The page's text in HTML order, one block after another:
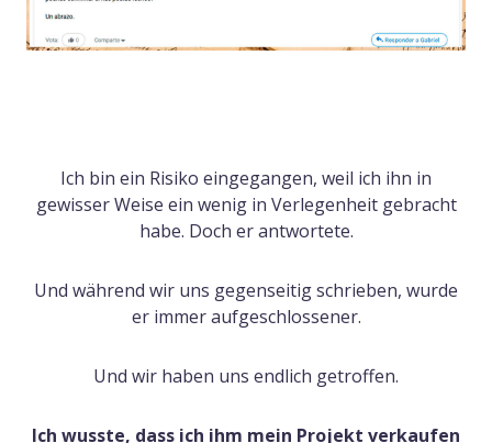
Ich bin ein Risiko eingegangen, weil ich ihn in
gewisser Weise ein wenig in Verlegenheit gebracht
habe. Doch er antwortete.
Und während wir uns gegenseitig schrieben, wurde
er immer aufgeschlossener.
Und wir haben uns endlich getroffen.
Ich wusste, dass ich ihm mein Projekt verkaufen